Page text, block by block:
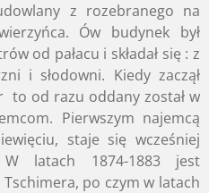
z rozebranego na
Ów budynek był
od pałacu i składał się : z
i słodowni. Kiedy zaczął
to od razu oddany został w
Pierwszym najemcą
staje się wcześniej
latach 1874-1883 jest
po czym w latach